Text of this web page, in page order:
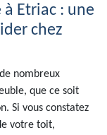
Etriac : une
chez
nombreux
que ce soit
Si vous constatez
votre toit,